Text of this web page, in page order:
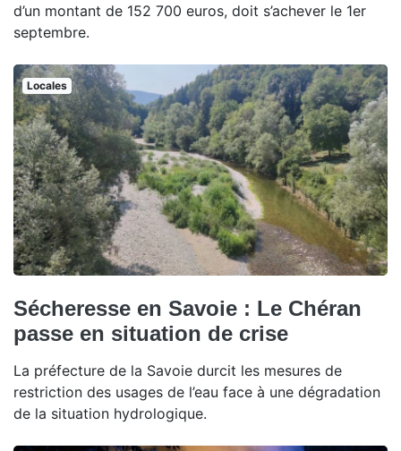
d’un montant de 152 700 euros, doit s’achever le 1er
septembre.
Locales
Sécheresse en Savoie : Le Chéran
passe en situation de crise
La préfecture de la Savoie durcit les mesures de
restriction des usages de l’eau face à une dégradation
de la situation hydrologique.